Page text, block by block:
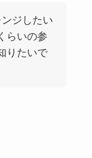
ジしたい
らいの参
りたいで